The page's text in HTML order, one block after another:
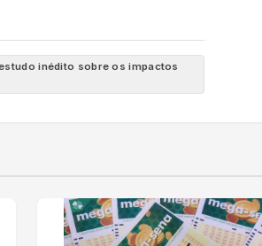
inédito sobre os impactos